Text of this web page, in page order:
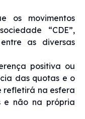
os movimentos
“CDE”,
as diversas
positiva ou
das quotas e o
refletirá na esfera
e não na própria